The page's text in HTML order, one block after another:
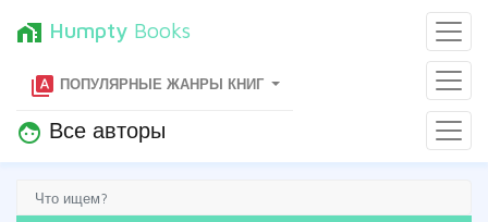
home_work Humpty Books
type_specimen ПОПУЛЯРНЫЕ ЖАНРЫ КНИГ
face Все авторы